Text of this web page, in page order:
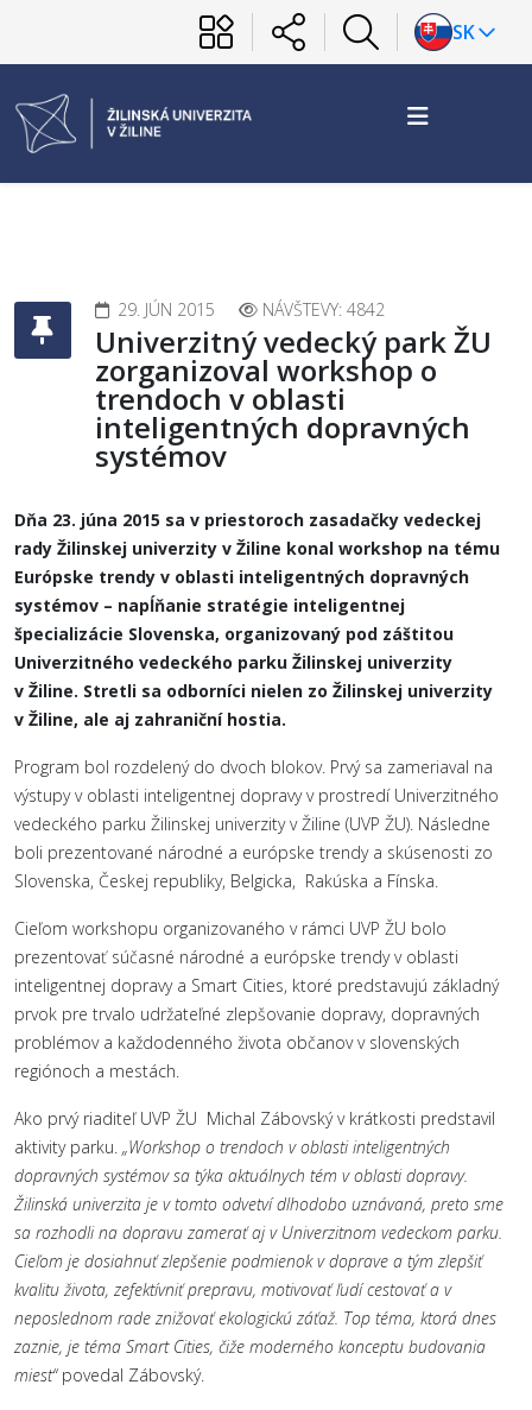
SK
29. JÚN 2015 NÁVŠTEVY: 4842
Univerzitný vedecký park ŽU
zorganizoval workshop o
trendoch v oblasti
inteligentných dopravných
systémov
Dňa 23. júna 2015 sa v priestoroch zasadačky vedeckej
rady Žilinskej univerzity v Žiline konal workshop na tému
Európske trendy v oblasti inteligentných dopravných
systémov – napĺňanie stratégie inteligentnej
špecializácie Slovenska, organizovaný pod záštitou
Univerzitného vedeckého parku Žilinskej univerzity
v Žiline. Stretli sa odborníci nielen zo Žilinskej univerzity
v Žiline, ale aj zahraniční hostia.
Program bol rozdelený do dvoch blokov. Prvý sa zameriaval na
výstupy v oblasti inteligentnej dopravy v prostredí Univerzitného
vedeckého parku Žilinskej univerzity v Žiline (UVP ŽU). Následne
boli prezentované národné a európske trendy a skúsenosti zo
Slovenska, Českej republiky, Belgicka, Rakúska a Fínska.
Cieľom workshopu organizovaného v rámci UVP ŽU bolo
prezentovať súčasné národné a európske trendy v oblasti
inteligentnej dopravy a Smart Cities, ktoré predstavujú základný
prvok pre trvalo udržateľné zlepšovanie dopravy, dopravných
problémov a každodenného života občanov v slovenských
regiónoch a mestách.
Ako prvý riaditeľ UVP ŽU Michal Zábovský v krátkosti predstavil
aktivity parku. „Workshop o trendoch v oblasti inteligentných
dopravných systémov sa týka aktuálnych tém v oblasti dopravy.
Žilinská univerzita je v tomto odvetví dlhodobo uznávaná, preto sme
sa rozhodli na dopravu zamerať aj v Univerzitnom vedeckom parku.
Cieľom je dosiahnuť zlepšenie podmienok v doprave a tým zlepšiť
kvalitu života, zefektívniť prepravu, motivovať ľudí cestovať a v
neposlednom rade znižovať ekologickú záťaž. Top téma, ktorá dnes
zaznie, je téma Smart Cities, čiže moderného konceptu budovania
miest“ povedal Zábovský.